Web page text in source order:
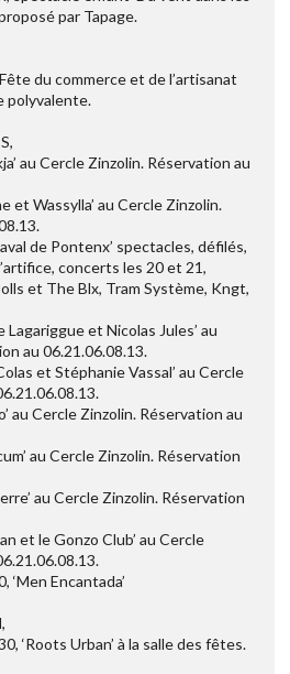
par Tapage.
du commerce et de l’artisanat
polyvalente.
au Cercle Zinzolin. Réservation au
et Wassylla’ au Cercle Zinzolin.
de Pontenx’ spectacles, défilés,
concerts les 20 et 21,
et The Blx, Tram Système, Kngt,
Lagariggue et Nicolas Jules’ au
au 06.21.06.08.13.
et Stéphanie Vassal’ au Cercle
au Cercle Zinzolin. Réservation au
au Cercle Zinzolin. Réservation
au Cercle Zinzolin. Réservation
et le Gonzo Club’ au Cercle
‘Men Encantada’
‘Roots Urban’ à la salle des fêtes.